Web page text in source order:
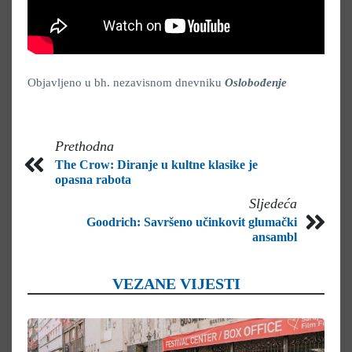
Objavljeno u bh. nezavisnom dnevniku Oslobođenje
Prethodna
The Crow: Diranje u kultne klasike je
opasna rabota
Sljedeća
Goodrich: Savršeno učinkovit glumački
ansambl
VEZANE VIJESTI